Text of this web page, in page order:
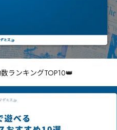
ランキングTOP10👑